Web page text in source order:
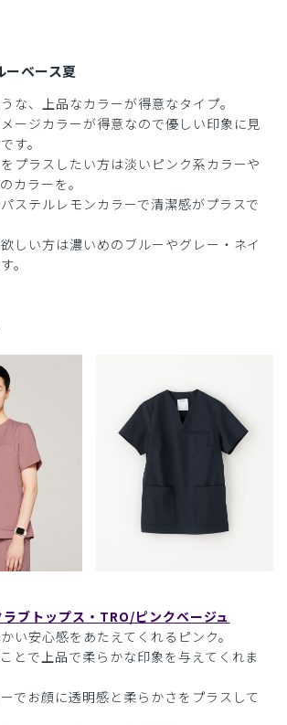
ーベース夏
な、上品なカラーが得意なタイプ。
ージカラーが得意なので優しい印象に見
す。
プラスしたい方は淡いピンク系カラーや
カラーを。
ステルレモンカラーで清潔感がプラスで
しい方は濃いめのブルーやグレー・ネイ
。
ラブトップス・TRO/ピンクベージュ
い安心感をあたえてくれるピンク。
とで上品で柔らかな印象を与えてくれま
でお顔に透明感と柔らかさをプラスして